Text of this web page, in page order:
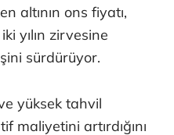
altının ons fiyatı,
yılın zirvesine
sürdürüyor.
yüksek tahvil
maliyetini artırdığını